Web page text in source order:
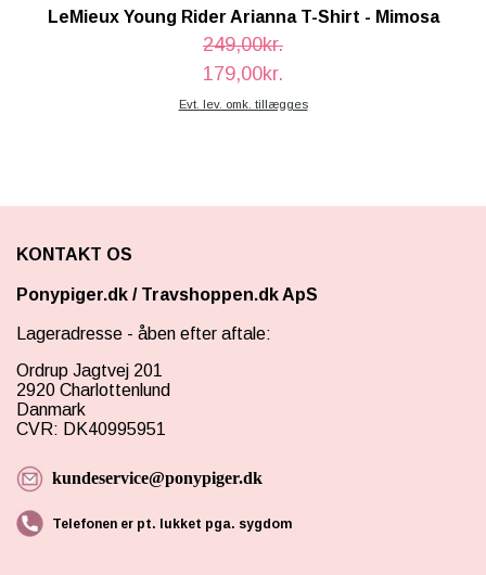
LeMieux Young Rider Arianna T-Shirt - Mimosa
249,00kr.
179,00kr.
Evt. lev. omk. tillægges
KONTAKT OS
Ponypiger.dk / Travshoppen.dk ApS
Lageradresse - åben efter aftale:
Ordrup Jagtvej 201
2920 Charlottenlund
Danmark
CVR: DK40995951
kundeservice@ponypiger.dk
Telefonen er pt. lukket pga. sygdom